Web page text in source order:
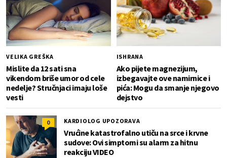
VELIKA GREŠKA
Mislite da 12 sati sna
vikendom briše umor od cele
nedelje? Stručnjaci imaju loše
vesti
ISHRANA
Ako pijete magnezijum,
izbegavajte ove namirnice i
pića: Mogu da smanje njegovo
dejstvo
0 KARDIOLOG UPOZORAVA
Vrućine katastrofalno utiču na srce i krvne
sudove: Ovi simptomi su alarm za hitnu
reakciju VIDEO